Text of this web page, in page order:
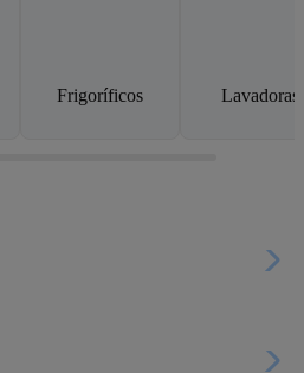
Frigoríficos Lavadoras